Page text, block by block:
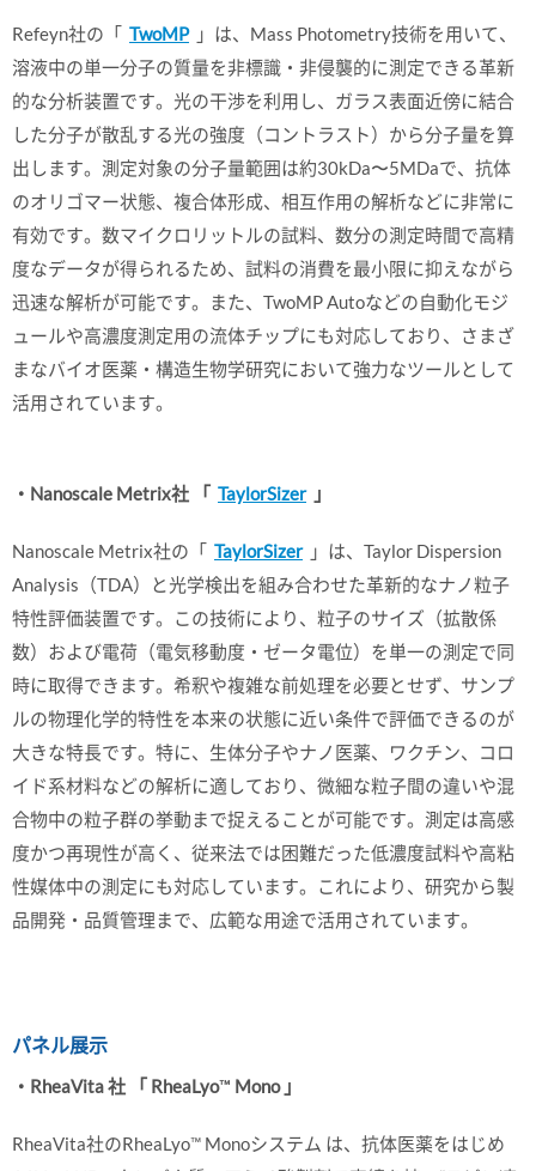
Refeyn社の「 TwoMP 」は、Mass Photometry技術を用いて、
溶液中の単一分子の質量を非標識・非侵襲的に測定できる革新
的な分析装置です。光の干渉を利用し、ガラス表面近傍に結合
した分子が散乱する光の強度（コントラスト）から分子量を算
出します。測定対象の分子量範囲は約30kDa〜5MDaで、抗体
のオリゴマー状態、複合体形成、相互作用の解析などに非常に
有効です。数マイクロリットルの試料、数分の測定時間で高精
度なデータが得られるため、試料の消費を最小限に抑えながら
迅速な解析が可能です。また、TwoMP Autoなどの自動化モジ
ュールや高濃度測定用の流体チップにも対応しており、さまざ
まなバイオ医薬・構造生物学研究において強力なツールとして
活用されています。
・Nanoscale Metrix社 「 TaylorSizer 」
Nanoscale Metrix社の「 TaylorSizer 」は、Taylor Dispersion
Analysis（TDA）と光学検出を組み合わせた革新的なナノ粒子
特性評価装置です。この技術により、粒子のサイズ（拡散係
数）および電荷（電気移動度・ゼータ電位）を単一の測定で同
時に取得できます。希釈や複雑な前処理を必要とせず、サンプ
ルの物理化学的特性を本来の状態に近い条件で評価できるのが
大きな特長です。特に、生体分子やナノ医薬、ワクチン、コロ
イド系材料などの解析に適しており、微細な粒子間の違いや混
合物中の粒子群の挙動まで捉えることが可能です。測定は高感
度かつ再現性が高く、従来法では困難だった低濃度試料や高粘
性媒体中の測定にも対応しています。これにより、研究から製
品開発・品質管理まで、広範な用途で活用されています。
パネル展示
・RheaVita 社 「 RheaLyo™ Mono 」
RheaVita社のRheaLyo™ Monoシステム は、抗体医薬をはじめ